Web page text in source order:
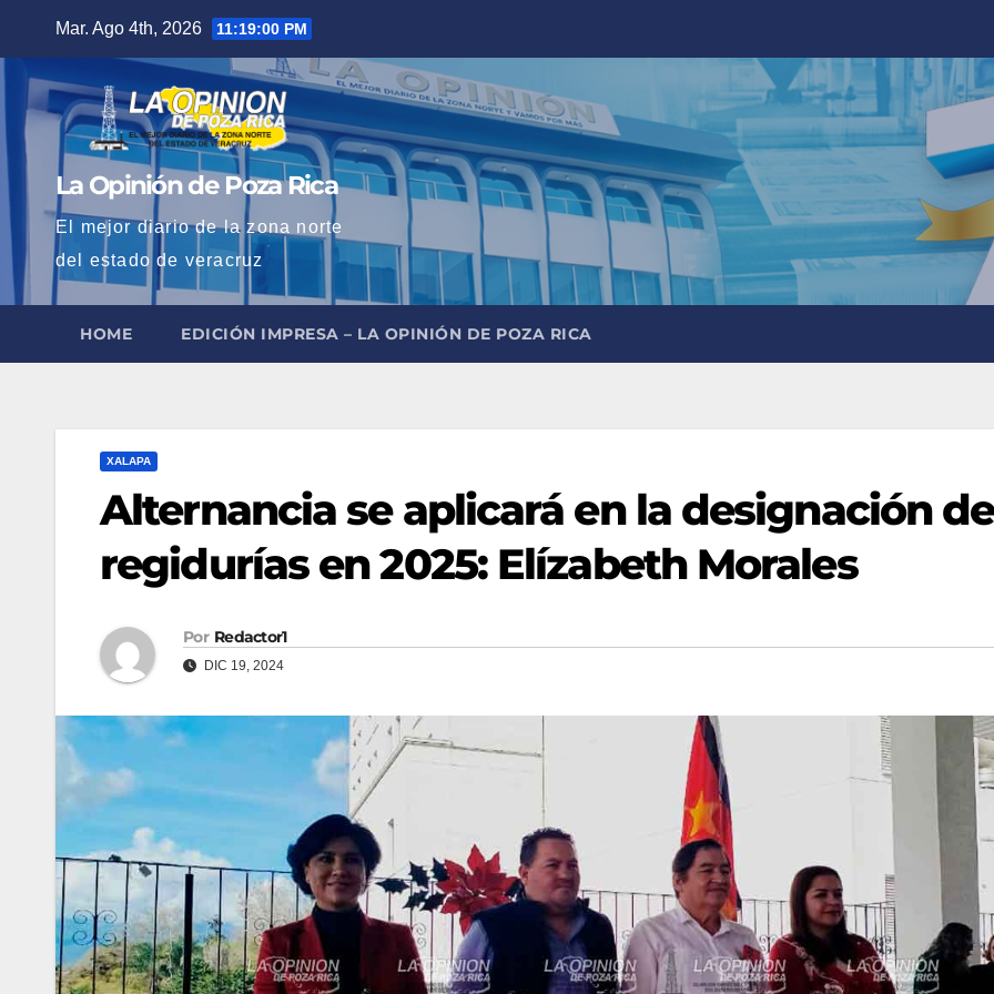
contenido
Mar. Ago 4th, 2026 11:19:01 PM
La Opinión de Poza Rica
El mejor diario de la zona norte
del estado de veracruz
HOME EDICIÓN IMPRESA – LA OPINIÓN DE POZA RICA
XALAPA
Alternancia se aplicará en la designación de
regidurías en 2025: Elízabeth Morales
Por Redactor1
DIC 19, 2024